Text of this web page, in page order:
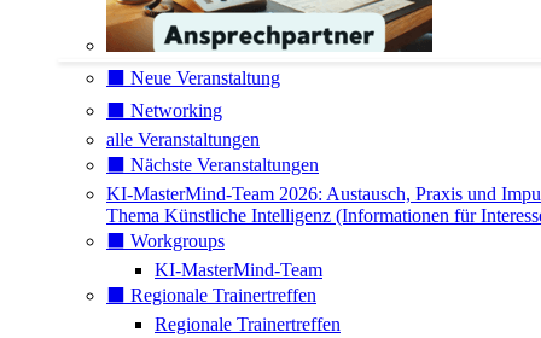
⬛️ Neue Veranstaltung
⬛️ Networking
alle Veranstaltungen
⬛️ Nächste Veranstaltungen
KI-MasterMind-Team 2026: Austausch, Praxis und
Thema Künstliche Intelligenz (Informationen für
⬛️ Workgroups
KI-MasterMind-Team
⬛️ Regionale Trainertreffen
Regionale Trainertreffen